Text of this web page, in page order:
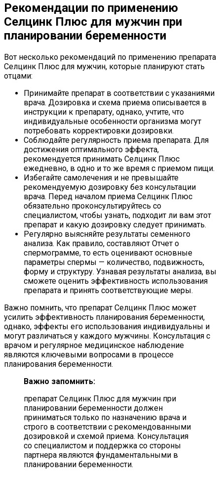
Рекомендации по применению
Селцинк Плюс для мужчин при
планировании беременности
Вот несколько рекомендаций по применению препарата
Селцинк Плюс для мужчин, которые планируют стать
отцами:
Принимайте препарат в соответствии с указаниями
врача. Дозировка и схема приема описывается в
инструкции к препарату, однако, учтите, что
индивидуальные особенности организма могут
потребовать корректировки дозировки.
Соблюдайте регулярность приема препарата. Для
достижения оптимального эффекта,
рекомендуется принимать Селцинк Плюс
ежедневно, в одно и то же время с приемом пищи.
Избегайте самолечения и не превышайте
рекомендуемую дозировку без консультации
врача. Перед началом приема Селцинк Плюс
обязательно проконсультируйтесь со
специалистом, чтобы узнать, подходит ли вам этот
препарат и какую дозировку следует принимать.
Регулярно выясняйте результаты семенного
анализа. Как правило, составляют Отчет о
спермограмме, то есть оценивают основные
параметры спермы — количество, подвижность,
форму и структуру. Узнавая результаты анализа, вы
сможете оценить эффективность использования
препарата и принять соответствующие меры.
Важно помнить, что препарат Селцинк Плюс может
усилить эффективность планирования беременности,
однако, эффекты его использования индивидуальны и
могут различаться у каждого мужчины. Консультация с
врачом и регулярное медицинское наблюдение
являются ключевыми вопросами в процессе
планирования беременности.
Важно запомнить:
препарат Селцинк Плюс для мужчин при
планировании беременности должен
приниматься только по назначению врача и
строго в соответствии с рекомендованными
дозировкой и схемой приема. Консультация
со специалистом и поддержка со стороны
партнера являются фундаментальными в
планировании беременности.